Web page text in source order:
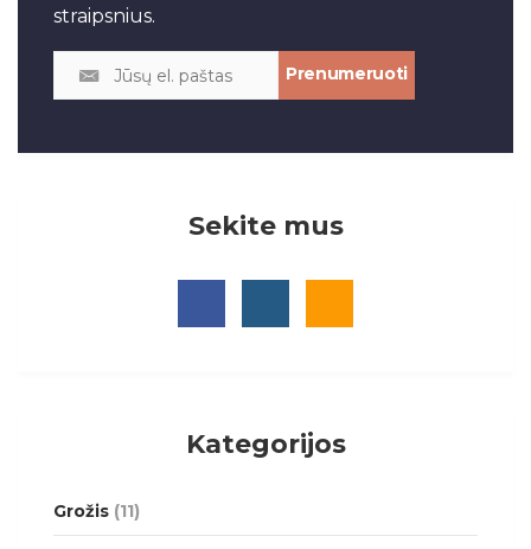
straipsnius.
Sekite mus
Kategorijos
Grožis (11)